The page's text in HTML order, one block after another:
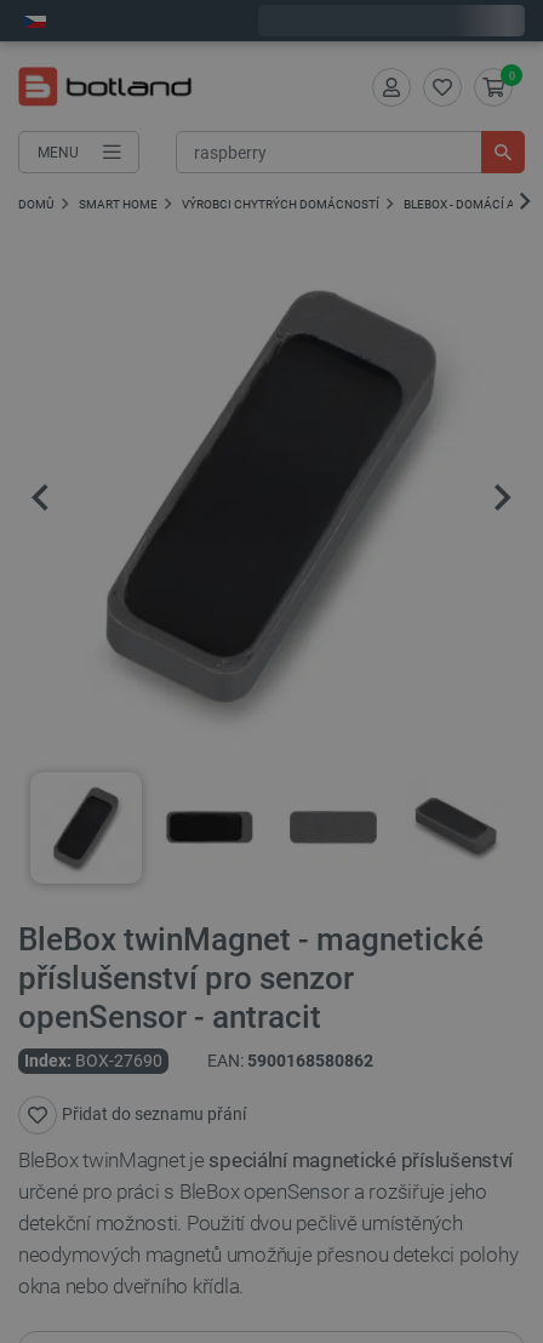
MENU
0
DOMŮ SMART HOME VÝROBCI CHYTRÝCH DOMÁCNOSTÍ BLEBOX - DOMÁCÍ
BleBox twinMagnet - magnetické
příslušenství pro senzor
openSensor - antracit
Index: BOX-27690 EAN: 5900168580862
Přidat do seznamu přání
BleBox twinMagnet je speciální magnetické příslušenství
určené pro práci s BleBox openSensor a rozšiřuje jeho
detekční možnosti. Použití dvou pečlivě umístěných
neodymových magnetů umožňuje přesnou detekci polohy
okna nebo dveřního křídla.